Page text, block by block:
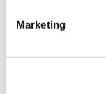
Marketing